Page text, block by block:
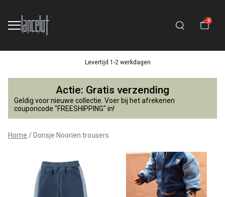
0
Levertijd 1-2 werkdagen
Donsje
Noorien
trousers
Lancelot
Actie: Gratis verzending
Geldig voor nieuwe collectie. Voer bij het afrekenen
couponcode "FREESHIPPING" in!
Home Donsje Noorien trousers